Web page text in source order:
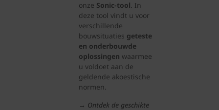
onze Sonic-tool. In
deze tool vindt u voor
verschillende
bouwsituaties geteste
en onderbouwde
oplossingen waarmee
u voldoet aan de
geldende akoestische
normen.
→ Ontdek de geschikte